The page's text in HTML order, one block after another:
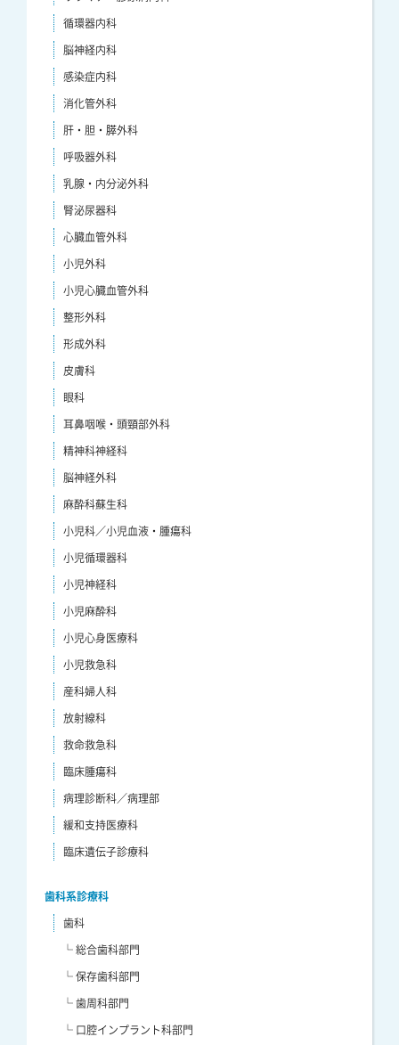
循環器内科
脳神経内科
感染症内科
消化管外科
肝・胆・膵外科
呼吸器外科
乳腺・内分泌外科
腎泌尿器科
心臓血管外科
小児外科
小児心臓血管外科
整形外科
形成外科
皮膚科
眼科
耳鼻咽喉・頭頸部外科
精神科神経科
脳神経外科
麻酔科蘇生科
小児科／小児血液・腫瘍科
小児循環器科
小児神経科
小児麻酔科
小児心身医療科
小児救急科
産科婦人科
放射線科
救命救急科
臨床腫瘍科
病理診断科／病理部
緩和支持医療科
臨床遺伝子診療科
歯科系診療科
歯科
└ 総合歯科部門
└ 保存歯科部門
└ 歯周科部門
└ 口腔インプラント科部門